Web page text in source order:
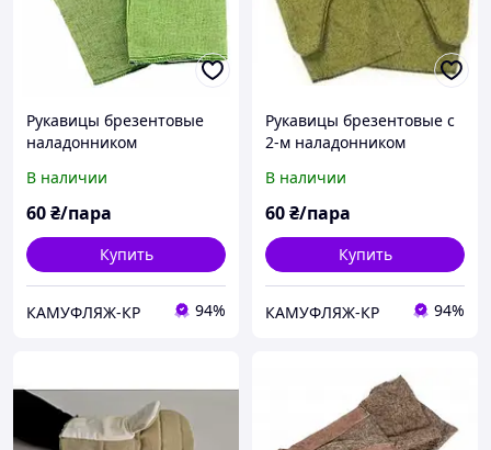
Рукавицы брезентовые
наладонником
В наличии
60₴/пара
Купить
КАМУФЛЯЖ-КР 94%
Рукавицы брезентовые с
2-м наладонником
В наличии
60₴/пара
Купить
КАМУФЛЯЖ-КР 94%